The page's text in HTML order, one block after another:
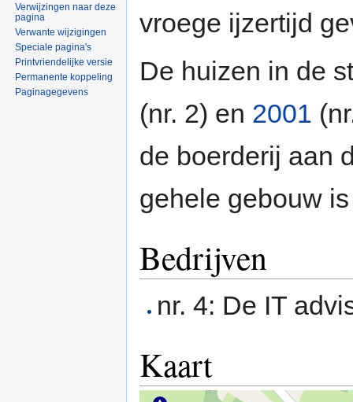
vroege ijzertijd
De huizen in de
(nr. 2) en 2001
de boerderij aan
gehele gebouw
Bedrijven
nr. 4: De IT
Kaart
Verwijzingen naar deze
pagina
Verwante wijzigingen
Speciale pagina's
Printvriendelijke versie
Permanente koppeling
Paginagegevens